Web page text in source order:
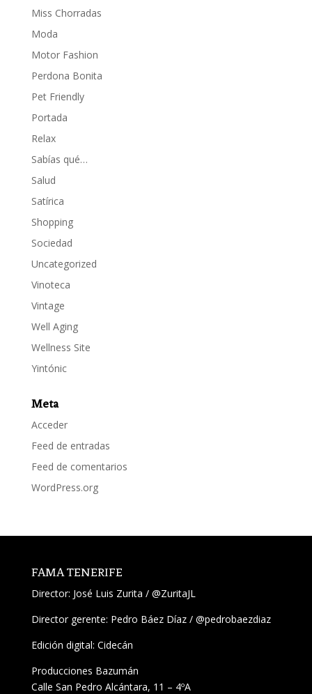
Miss Chorradas
Moda
Motor Fashion
Perdona Bonita
Pet Friendly
Portada
Relax
Sabías qué…
Salud
Satírica
Shopping
Sociedad
Uncategorized
Vinoteca
Vintage
Well Aging
Wellness Site
Yintónic
Meta
Acceder
Feed de entradas
Feed de comentarios
WordPress.org
FAMA TENERIFE
Director: José Luis Zurita / @ZuritaJL
Director gerente: Pedro Báez Díaz / @pedrobaezdiaz
Edición digital: Cidecán
Producciones Bazumán
Calle San Pedro Alcántara, 11 – 4ºA